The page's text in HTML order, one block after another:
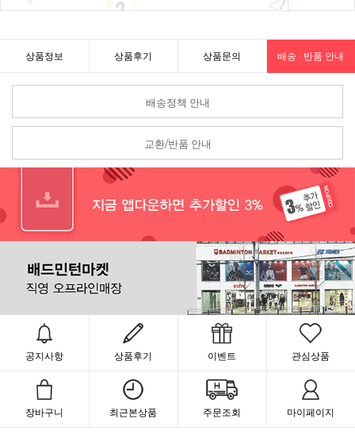
상품정보 상품후기 상품문의 배송 · 반품 안내
배송정책 안내
교환/반품 안내
공지사항 상품후기 이벤트 관심상품
장바구니 최근본상품 주문조회 마이페이지